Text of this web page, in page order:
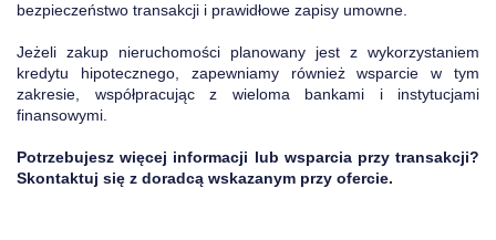
bezpieczeństwo transakcji i prawidłowe zapisy umowne.
Jeżeli zakup nieruchomości planowany jest z wykorzystaniem
kredytu hipotecznego, zapewniamy również wsparcie w tym
zakresie, współpracując z wieloma bankami i instytucjami
finansowymi.
Potrzebujesz więcej informacji lub wsparcia przy transakcji?
Skontaktuj się z doradcą wskazanym przy ofercie.